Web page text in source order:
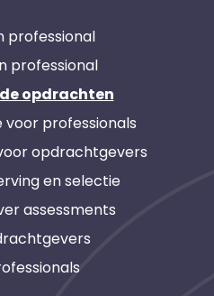
professional
professional
opdrachten
professionals
opdrachtgevers
en selectie
assessments